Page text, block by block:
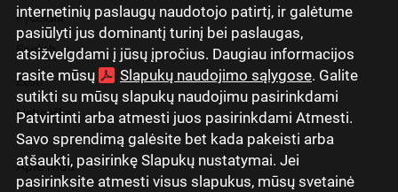
internetinių paslaugų naudotojo patirtį, ir galėtume
pasiūlyti jus dominantį turinį bei paslaugas,
atsižvelgdami į jūsų įpročius. Daugiau informacijos
rasite mūsų
Slapukų naudojimo sąlygose. Galite
sutikti su mūsų slapukų naudojimu pasirinkdami
Patvirtinti arba atmesti juos pasirinkdami Atmesti.
Savo sprendimą galėsite bet kada pakeisti arba
atšaukti, pasirinkę Slapukų nustatymai. Jei
pasirinksite atmesti visus slapukus, mūsų svetainė
Русский
English
Eesti
Lietuviškai
Apie mus